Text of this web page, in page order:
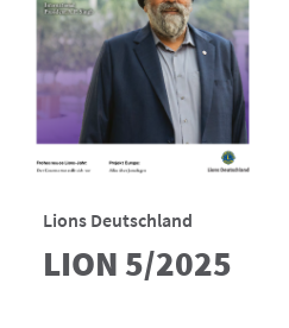
Lions Deutschland
LION 5/2025